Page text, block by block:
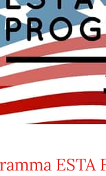
ESTA